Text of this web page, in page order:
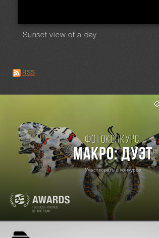
Sunset view of a day
RSS
Фотоконкурс:
Макро: Дуэт
Участвовать в конкурсе